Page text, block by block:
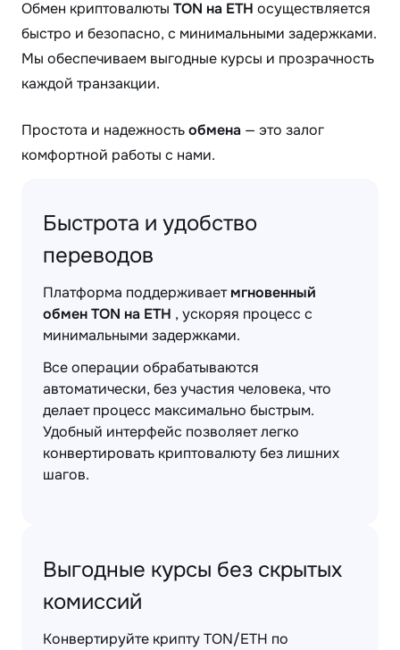
Обмен криптовалюты TON на ETH осуществляется
быстро и безопасно, с минимальными задержками.
Мы обеспечиваем выгодные курсы и прозрачность
каждой транзакции.
Простота и надежностьобмена — это залог
комфортной работы с нами.
Быстрота и удобство
переводов
Платформа поддерживаетмгновенный
обмен TON на ETH , ускоряя процесс с
минимальными задержками.
Все операции обрабатываются
автоматически, без участия человека, что
делает процесс максимально быстрым.
Удобный интерфейс позволяет легко
конвертировать криптовалюту без лишних
шагов.
Выгодные курсы без скрытых
комиссий
Конвертируйте крипту TON/ETH по